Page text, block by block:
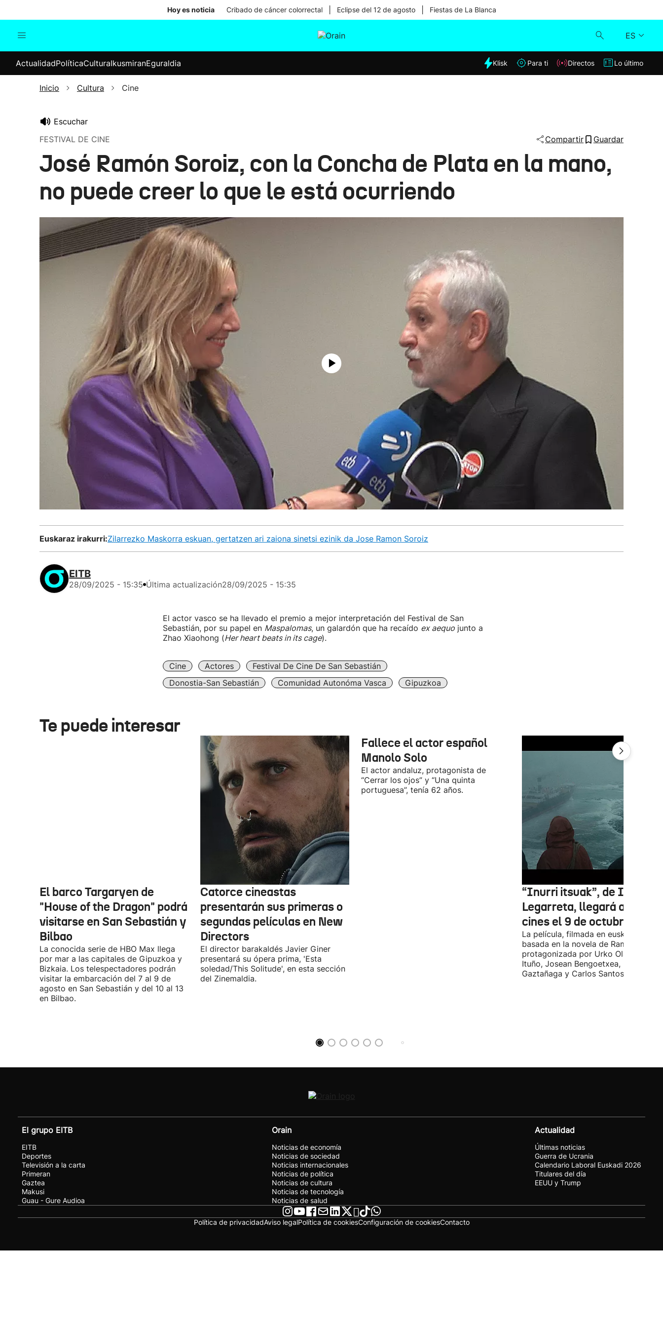
Hoy es noticia Cribado de cáncer colorrectal Eclipse del 12 de agosto Fiestas de La Blanca
ES
Internacional
Elecciones
Klisk
Lo último
ActualidadPolíticaCulturaIkusmiranEguraldia Klisk Para ti Directos Lo último
Inicio Cultura Cine
Escuchar
FESTIVAL DE CINE
Compartir Guardar
José Ramón Soroiz, con la Concha de Plata en la mano,
no puede creer lo que le está ocurriendo
Euskaraz irakurri:Zilarrezko Maskorra eskuan, gertatzen ari zaiona sinetsi ezinik da Jose Ramon Soroiz
EITB
28/09/2025 - 15:35 Última actualización28/09/2025 - 15:35
El actor vasco se ha llevado el premio a mejor interpretación del Festival de San
Sebastián, por su papel en Maspalomas, un galardón que ha recaído ex aequojunto a
Zhao Xiaohong (Her heart beats in its cage).
Cine Actores
Festival De Cine De San Sebastián
Donostia-San Sebastián
Comunidad Autonóma Vasca Gipuzkoa
Te puede interesar
El barco Targaryen de
"House of the Dragon" podrá
visitarse en San Sebastián y
Bilbao
La conocida serie de HBO Max llega
por mar a las capitales de Gipuzkoa y
Bizkaia. Los telespectadores podrán
visitar la embarcación del 7 al 9 de
agosto en San Sebastián y del 10 al 13
en Bilbao.
Catorce cineastas
presentarán sus primeras o
segundas películas en New
Directors
El director barakaldés Javier Giner
presentará su ópera prima, 'Esta
soledad/This Solitude', en esta sección
del Zinemaldia.
Fallece el actor español
Manolo Solo
El actor andaluz, protagonista de
“Cerrar los ojos” y “Una quinta
portuguesa”, tenía 62 años.
“Inurri itsuak”, de Igor
Legarreta, llegará a los
cines el 9 de octubre
La película, filmada en euskera, está
basada en la novela de Ramiro
protagonizada por Urko Olazabal,
Ituño, Josean Bengoetxea, Miren
Gaztañaga y Carlos Santos.
El grupo EITB
EITB
Deportes
Televisión a la carta
Primeran
Gaztea
Makusi
Guau - Gure Audioa
Orain
Noticias de economía
Noticias de sociedad
Noticias internacionales
Noticias de política
Noticias de cultura
Noticias de tecnología
Noticias de salud
Actualidad
Últimas noticias
Guerra de Ucrania
Calendario Laboral Euskadi 2026
Titulares del día
EEUU y Trump
Política de privacidadAviso legalPolítica de cookiesConfiguración de cookiesContacto